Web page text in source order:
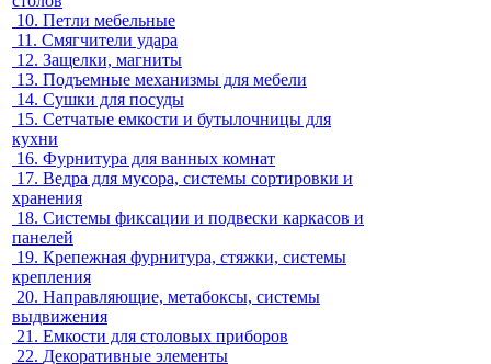
10. Петли мебельные
11. Смягчители удара
12. Защелки, магниты
13. Подъемные механизмы для мебели
14. Сушки для посуды
15. Сетчатые емкости и бутылочницы для
кухни
16. Фурнитура для ванных комнат
17. Ведра для мусора, системы сортировки и
хранения
18. Системы фиксации и подвески каркасов и
панелей
19. Крепежная фурнитура, стяжки, системы
крепления
20. Направляющие, метабоксы, системы
выдвижения
21. Емкости для столовых приборов
22. Декоративные элементы